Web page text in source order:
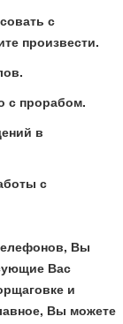
с
произвести.
с прорабом.
в
с
Вы
Вас
и
Вы можете